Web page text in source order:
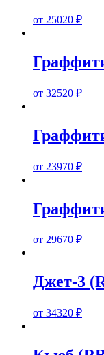
от 25020 ₽
от 32520 ₽
от 23970 ₽
от 29670 ₽
Джет-3
от 34320 ₽